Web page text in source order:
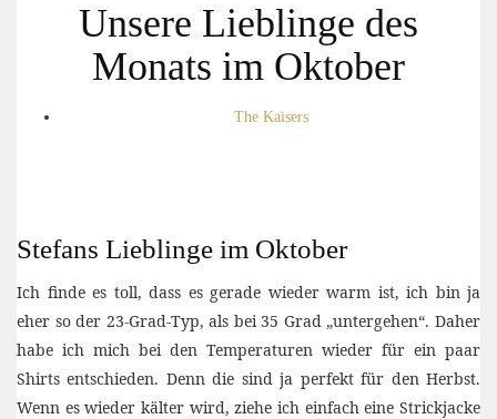
Unsere Lieblinge des
Monats im Oktober
The Kaisers
Stefans Lieblinge im Oktober
Ich finde es toll, dass es gerade wieder warm ist, ich bin ja
eher so der 23-Grad-Typ, als bei 35 Grad „untergehen“. Daher
habe ich mich bei den Temperaturen wieder für ein paar
Shirts entschieden. Denn die sind ja perfekt für den Herbst.
Wenn es wieder kälter wird, ziehe ich einfach eine Strickjacke